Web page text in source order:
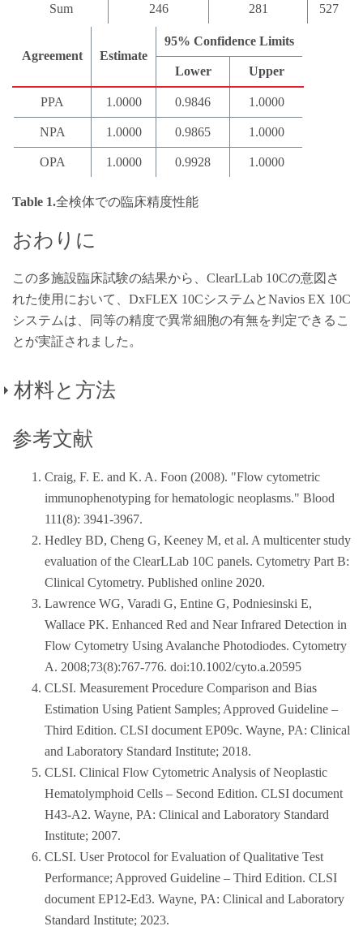
Sum 246 281 527
Agreement Estimate
95% Confidence Limits
Lower Upper
PPA 1.0000 0.9846 1.0000
NPA 1.0000 0.9865 1.0000
OPA 1.0000 0.9928 1.0000
Table 1.全検体での臨床精度性能
おわりに
この多施設臨床試験の結果から、ClearLLab 10Cの意図さ
れた使用において、DxFLEX 10CシステムとNavios EX 10C
システムは、同等の精度で異常細胞の有無を判定できるこ
とが実証されました。
材料と方法
材料
フローサイトメーター DxFLEX、DxFLEX用解析ソ
フトウエア CytExpert
DxFLEX用オートローダー
DxFLEX Daily QC Fluorospheres
ClearLLab コンペンセーションキットおよびコンペン
セーションビーズ
ClearLLabコントロール細胞（正常細胞および異常細
胞）
ClearLLab 10C B細胞チューブ、T細胞チューブ、M1
細胞チューブ、M2細胞チューブ
‌IOTest 3 固定試薬および溶血試薬
CytoFLEX、DxFLEX、IsoFlow用シース液
PBS
非働化処理済みFBS
FlowClean 洗浄剤
Contrad 70 試薬
フローサイトメーターNavios EX
Flow-Check Pro Fluorospheres
Flow-Set Pro Fluorospheres
ClearLLab 10Cアプリケーションの使用目的に応じて
匿名化された残余臨床検体
フローサイト解析ソフトウエアKaluza
参考文献
Craig, F. E. and K. A. Foon (2008). "Flow cytometric
immunophenotyping for hematologic neoplasms." Blood
111(8): 3941-3967.
Hedley BD, Cheng G, Keeney M, et al. A multicenter study
evaluation of the ClearLLab 10C panels. Cytometry Part B:
Clinical Cytometry. Published online 2020.
Lawrence WG, Varadi G, Entine G, Podniesinski E,
Wallace PK. Enhanced Red and Near Infrared Detection in
Flow Cytometry Using Avalanche Photodiodes. Cytometry
A. 2008;73(8):767-776. doi:10.1002/cyto.a.20595
CLSI. Measurement Procedure Comparison and Bias
Estimation Using Patient Samples; Approved Guideline –
Third Edition. CLSI document EP09c. Wayne, PA: Clinical
and Laboratory Standard Institute; 2018.
CLSI. Clinical Flow Cytometric Analysis of Neoplastic
Hematolymphoid Cells – Second Edition. CLSI document
H43-A2. Wayne, PA: Clinical and Laboratory Standard
Institute; 2007.
CLSI. User Protocol for Evaluation of Qualitative Test
Performance; Approved Guideline – Third Edition. CLSI
document EP12-Ed3. Wayne, PA: Clinical and Laboratory
Standard Institute; 2023.